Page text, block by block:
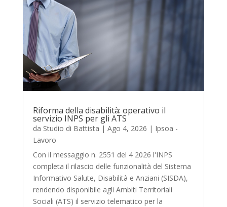
Riforma della disabilità: operativo il
servizio INPS per gli ATS
da Studio di Battista | Ago 4, 2026 | Ipsoa -
Lavoro
Con il messaggio n. 2551 del 4 2026 l'INPS
completa il rilascio delle funzionalità del Sistema
Informativo Salute, Disabilità e Anziani (SISDA),
rendendo disponibile agli Ambiti Territoriali
Sociali (ATS) il servizio telematico per la